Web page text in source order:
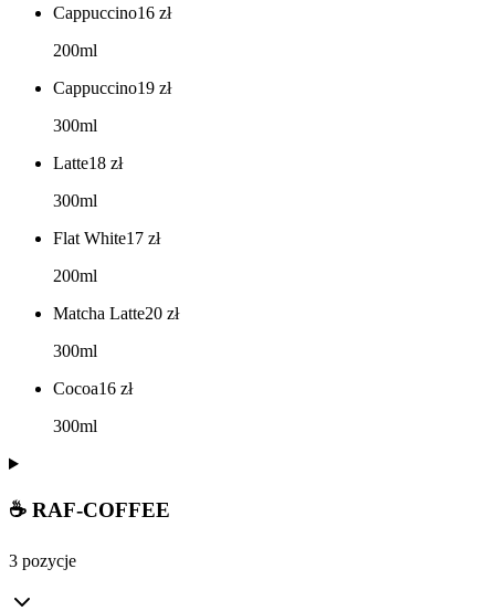
Cappuccino16 zł
200ml
Cappuccino19 zł
300ml
Latte18 zł
300ml
Flat White17 zł
200ml
Matcha Latte20 zł
300ml
Cocoa16 zł
300ml
☕ RAF-COFFEE
3 pozycje